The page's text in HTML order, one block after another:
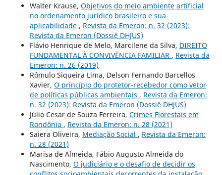
Walter Krause, Objetivos do meio ambiente artificial
no ordenamento jurídico brasileiro e sua
aplicabilidade , Revista da Emeron: n. 32 (2023):
Revista da Emeron (Dossiê DHJUS)
Flávio Henrique de Melo, Marcilene da Silva, DIREITO
FUNDAMENTAL À CONVIVÊNCIA FAMILIAR , Revista da
Emeron: n. 26 (2019)
Rômulo Siqueira Lima, Delson Fernando Barcellos
Xavier, O princípio do protetor-recebedor como vetor
de políticas públicas ambientais , Revista da Emeron:
n. 32 (2023): Revista da Emeron (Dossiê DHJUS)
Júlio Cesar de Souza Ferreira, Crimes Florestais em
Rondônia , Revista da Emeron: n. 28 (2021)
Saiera Oliveira, Mediação Social , Revista da Emeron:
n. 28 (2021)
Marisa de Almeida, Fábio Augusto Almeida do
Nascimento, O judiciário e o desafio de decidir os